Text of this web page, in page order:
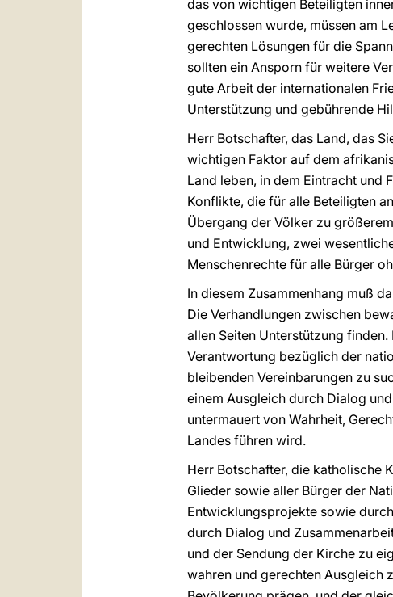
das von wichtigen Beteiligten
geschlossen wurde, müssen am
gerechten Lösungen für die
sollten ein Ansporn für weitere
gute Arbeit der internationalen
Unterstützung und gebührende
Herr Botschafter, das Land, das
wichtigen Faktor auf dem
Land leben, in dem Eintracht und
Konflikte, die für alle Beteiligten
Übergang der Völker zu
und Entwicklung, zwei
Menschenrechte für alle Bürger
In diesem Zusammenhang muß
Die Verhandlungen zwischen
allen Seiten Unterstützung
Verantwortung bezüglich der
bleibenden Vereinbarungen zu
einem Ausgleich durch Dialog
untermauert von Wahrheit,
Landes führen wird.
Herr Botschafter, die katholische
Glieder sowie aller Bürger der
Entwicklungsprojekte sowie
durch Dialog und
und der Sendung der Kirche zu
wahren und gerechten Ausgleich